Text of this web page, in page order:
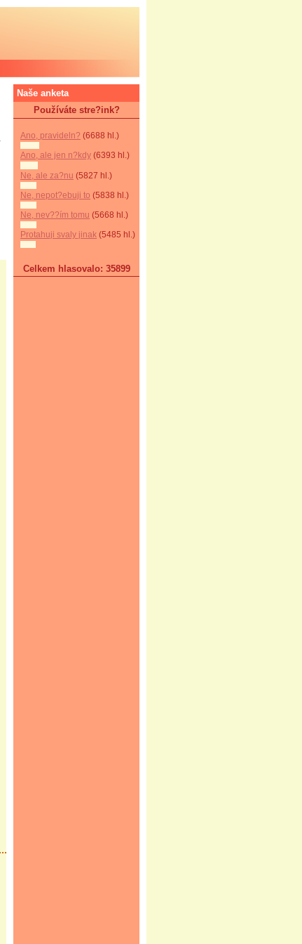
Naše anketa
Používáte stre?ink?
Ano, pravideln? (6688 hl.)
Ano, ale jen n?kdy (6393 hl.)
Ne, ale za?nu (5827 hl.)
Ne, nepot?ebuji to (5838 hl.)
Ne, nev??ím tomu (5668 hl.)
Protahuji svaly jinak (5485 hl.)
Celkem hlasovalo: 35899